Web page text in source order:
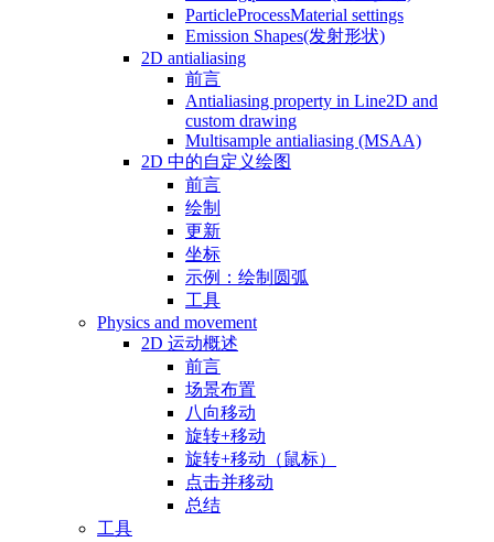
ParticleProcessMaterial settings
Emission Shapes(发射形状)
2D antialiasing
前言
Antialiasing property in Line2D and
custom drawing
Multisample antialiasing (MSAA)
2D 中的自定义绘图
前言
绘制
更新
坐标
示例：绘制圆弧
工具
Physics and movement
2D 运动概述
前言
场景布置
八向移动
旋转+移动
旋转+移动（鼠标）
点击并移动
总结
工具